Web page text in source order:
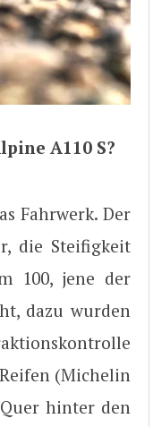
A110 S?
Fahrwerk. Der
die Steifigkeit
100, jene der
dazu wurden
(Michelin
hinter den